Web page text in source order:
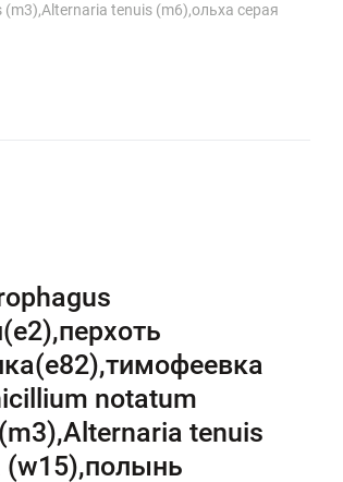
tenuis (m6),ольха серая
notatum
tenuis
(w15),полынь